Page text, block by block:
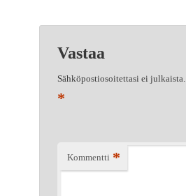
Vastaa
Sähköpostiosoitettasi ei julkaista.
*
Kommentti *